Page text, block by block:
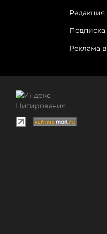
Редакция
Подписка
Реклама